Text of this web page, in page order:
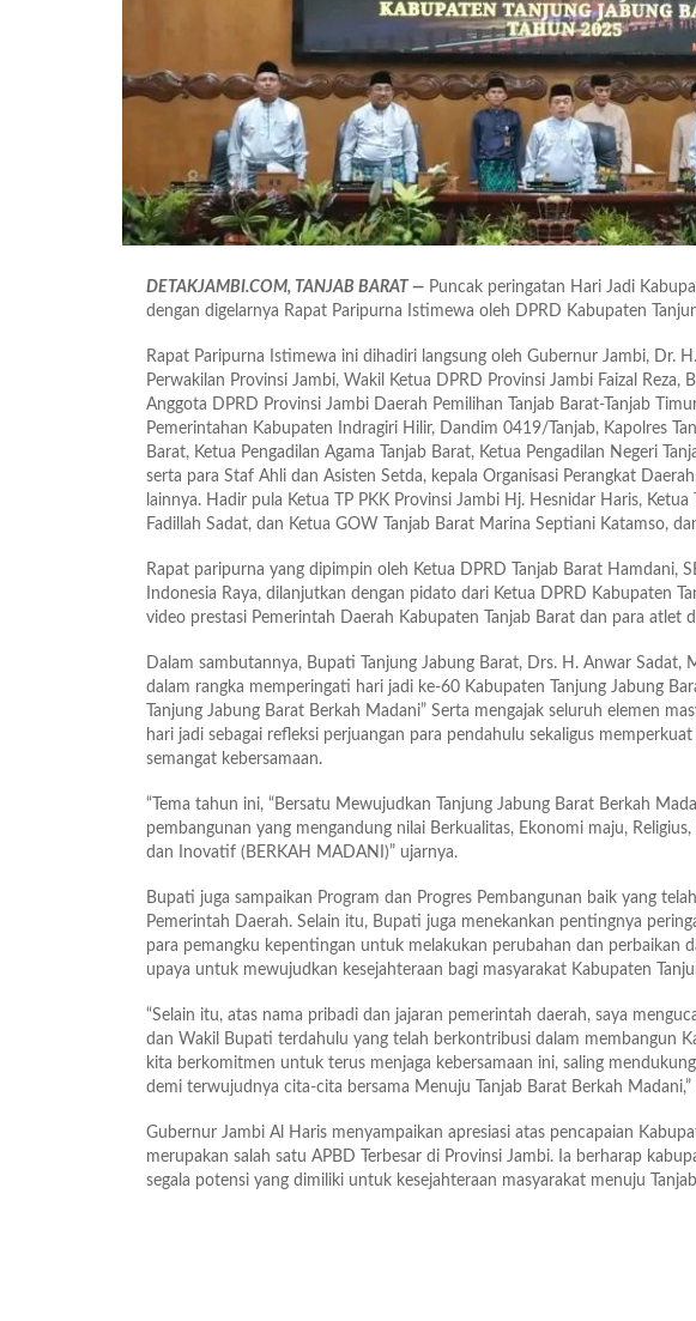
DETAKJAMBI.COM, TANJAB BARAT — Puncak peringatan Hari Jadi
dengan digelarnya Rapat Paripurna Istimewa oleh DPRD Kabupaten
Rapat Paripurna Istimewa ini dihadiri langsung oleh Gubernur Jambi, Dr.
Perwakilan Provinsi Jambi, Wakil Ketua DPRD Provinsi Jambi Faizal Reza,
Anggota DPRD Provinsi Jambi Daerah Pemilihan Tanjab Barat-Tanjab
Pemerintahan Kabupaten Indragiri Hilir, Dandim 0419/Tanjab, Kapolres
Barat, Ketua Pengadilan Agama Tanjab Barat, Ketua Pengadilan Negeri
serta para Staf Ahli dan Asisten Setda, kepala Organisasi Perangkat
lainnya. Hadir pula Ketua TP PKK Provinsi Jambi Hj. Hesnidar Haris,
Fadillah Sadat, dan Ketua GOW Tanjab Barat Marina Septiani Katamso,
Rapat paripurna yang dipimpin oleh Ketua DPRD Tanjab Barat Hamdani,
Indonesia Raya, dilanjutkan dengan pidato dari Ketua DPRD Kabupaten
video prestasi Pemerintah Daerah Kabupaten Tanjab Barat dan para atlet
Dalam sambutannya, Bupati Tanjung Jabung Barat, Drs. H. Anwar Sadat,
dalam rangka memperingati hari jadi ke-60 Kabupaten Tanjung Jabung
Tanjung Jabung Barat Berkah Madani” Serta mengajak seluruh elemen
hari jadi sebagai refleksi perjuangan para pendahulu sekaligus
semangat kebersamaan.
“Tema tahun ini, “Bersatu Mewujudkan Tanjung Jabung Barat Berkah
pembangunan yang mengandung nilai Berkualitas, Ekonomi maju,
dan Inovatif (BERKAH MADANI)” ujarnya.
Bupati juga sampaikan Program dan Progres Pembangunan baik yang
Pemerintah Daerah. Selain itu, Bupati juga menekankan pentingnya
para pemangku kepentingan untuk melakukan perubahan dan perbaikan
upaya untuk mewujudkan kesejahteraan bagi masyarakat Kabupaten
“Selain itu, atas nama pribadi dan jajaran pemerintah daerah, saya
dan Wakil Bupati terdahulu yang telah berkontribusi dalam membangun
kita berkomitmen untuk terus menjaga kebersamaan ini, saling
demi terwujudnya cita-cita bersama Menuju Tanjab Barat Berkah
Gubernur Jambi Al Haris menyampaikan apresiasi atas pencapaian
merupakan salah satu APBD Terbesar di Provinsi Jambi. Ia berharap
segala potensi yang dimiliki untuk kesejahteraan masyarakat menuju